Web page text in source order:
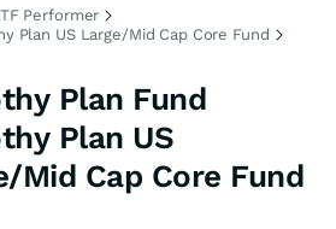
Performer
Plan US Large/Mid Cap Core Fund
Plan Fund
Plan US
Mid Cap Core Fund